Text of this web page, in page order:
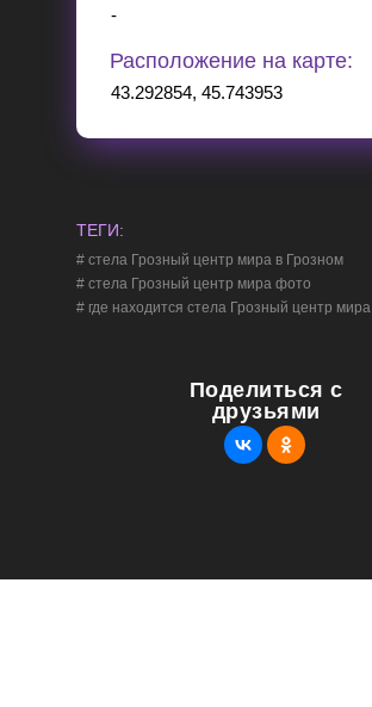
Расположение на карте:
43.292854, 45.743953
-
Поделиться с
друзьями
ТЕГИ:
# стела Грозный центр мира в Грозном
# стела Грозный центр мира фото
# где находится стела Грозный центр мира